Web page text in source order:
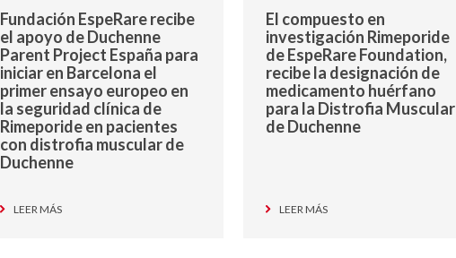
Fundación EspeRare recibe
el apoyo de Duchenne
Parent Project España para
iniciar en Barcelona el
primer ensayo europeo en
la seguridad clínica de
Rimeporide en pacientes
con distrofia muscular de
Duchenne
LEER MÁS
El compuesto en
investigación Rimeporide
de EspeRare Foundation,
recibe la designación de
medicamento huérfano
para la Distrofia Muscular
de Duchenne
LEER MÁS